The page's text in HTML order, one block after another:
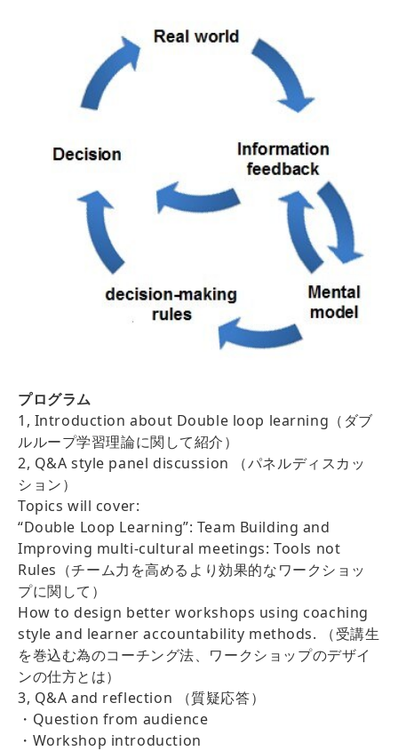
プログラム
1, Introduction about Double loop learning（ダブ
ルループ学習理論に関して紹介）
2, Q&A style panel discussion （パネルディスカッ
ション）
Topics will cover:
“Double Loop Learning”: Team Building and
Improving multi-cultural meetings: Tools not
Rules（チーム力を高めるより効果的なワークショッ
プに関して）
How to design better workshops using coaching
style and learner accountability methods. （受講生
を巻込む為のコーチング法、ワークショップのデザイ
ンの仕方とは）
3, Q&A and reflection （質疑応答）
・Question from audience
・Workshop introduction